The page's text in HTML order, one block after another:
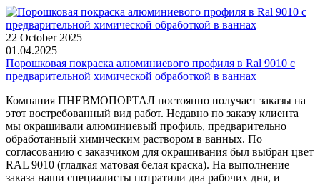
22 October 2025
01.04.2025
Порошковая покраска алюминиевого профиля в Ral 9010 с
предварительной химической обработкой в ваннах
Компания ПНЕВМОПОРТАЛ постоянно получает заказы на
этот востребованный вид работ. Недавно по заказу клиента
мы окрашивали алюминиевый профиль, предварительно
обработанный химическим раствором в ванных. По
согласованию с заказчиком для окрашивания был выбран цвет
RAL 9010 (гладкая матовая белая краска). На выполнение
заказа наши специалисты потратили два рабочих дня, и